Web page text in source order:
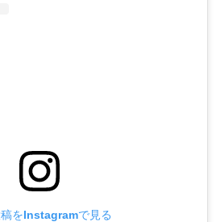
稿をInstagramで見る